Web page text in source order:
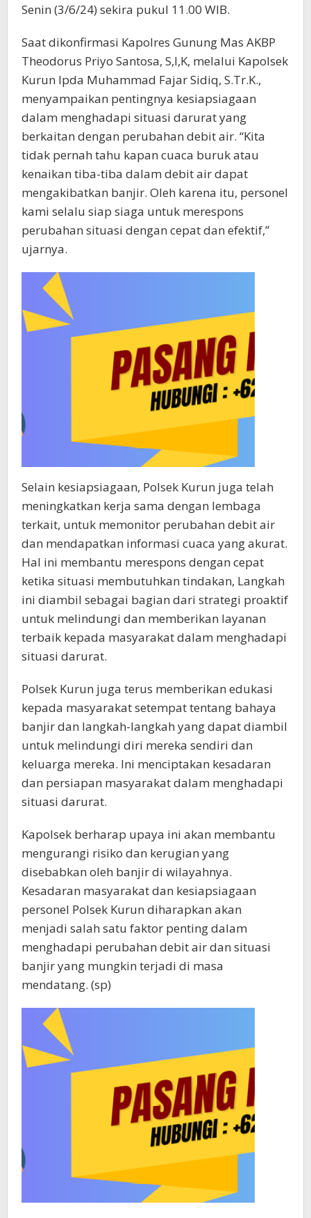
Senin (3/6/24) sekira pukul 11.00 WIB.
Saat dikonfirmasi Kapolres Gunung Mas AKBP
Theodorus Priyo Santosa, S,I,K, melalui Kapolsek
Kurun Ipda Muhammad Fajar Sidiq, S.Tr.K.,
menyampaikan pentingnya kesiapsiagaan
dalam menghadapi situasi darurat yang
berkaitan dengan perubahan debit air. “Kita
tidak pernah tahu kapan cuaca buruk atau
kenaikan tiba-tiba dalam debit air dapat
mengakibatkan banjir. Oleh karena itu, personel
kami selalu siap siaga untuk merespons
perubahan situasi dengan cepat dan efektif,”
ujarnya.
Selain kesiapsiagaan, Polsek Kurun juga telah
meningkatkan kerja sama dengan lembaga
terkait, untuk memonitor perubahan debit air
dan mendapatkan informasi cuaca yang akurat.
Hal ini membantu merespons dengan cepat
ketika situasi membutuhkan tindakan, Langkah
ini diambil sebagai bagian dari strategi proaktif
untuk melindungi dan memberikan layanan
terbaik kepada masyarakat dalam menghadapi
situasi darurat.
Polsek Kurun juga terus memberikan edukasi
kepada masyarakat setempat tentang bahaya
banjir dan langkah-langkah yang dapat diambil
untuk melindungi diri mereka sendiri dan
keluarga mereka. Ini menciptakan kesadaran
dan persiapan masyarakat dalam menghadapi
situasi darurat.
Kapolsek berharap upaya ini akan membantu
mengurangi risiko dan kerugian yang
disebabkan oleh banjir di wilayahnya.
Kesadaran masyarakat dan kesiapsiagaan
personel Polsek Kurun diharapkan akan
menjadi salah satu faktor penting dalam
menghadapi perubahan debit air dan situasi
banjir yang mungkin terjadi di masa
mendatang. (sp)